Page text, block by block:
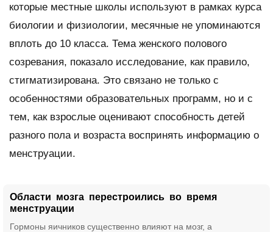
которые местные школы используют в рамках курса
биологии и физиологии, месячные не упоминаются
вплоть до 10 класса. Тема женского полового
созревания, показало исследование, как правило,
стигматизирована. Это связано не только с
особенностями образовательных программ, но и с
тем, как взрослые оценивают способность детей
разного пола и возраста воспринять информацию о
менструации.
Области мозга перестроились во время
менструации
Гормоны яичников существенно влияют на мозг, а